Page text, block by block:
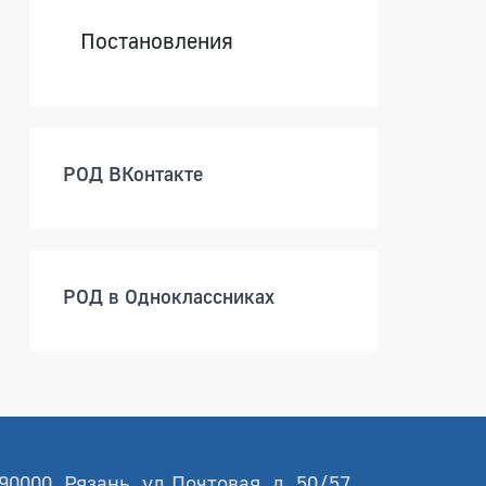
Постановления
РОД ВКонтакте
РОД в Одноклассниках